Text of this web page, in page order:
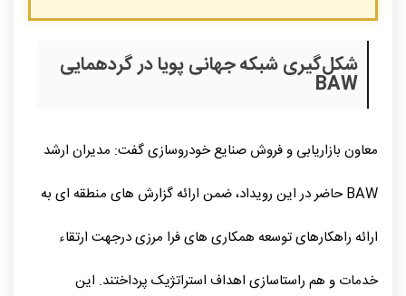
شکل‌گیری شبکه جهانی پویا در گردهمایی
BAW
معاون بازاریابی و فروش صنایع خودروسازی گفت: مدیران ارشد
BAW حاضر در این رویداد، ضمن ارائه گزارش‌ های منطقه‌ ای به
ارائه راهکارهای توسعه همکاری‌ های فرا مرزی درجهت ارتقاء
خدمات و هم‌ راستاسازی اهداف استراتژیک پرداختند. این